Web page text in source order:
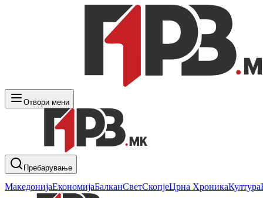
Отвори мени
Пребарување
МакедонијаЕкономијаБалканСветСкопјеЦрна ХроникаКултура